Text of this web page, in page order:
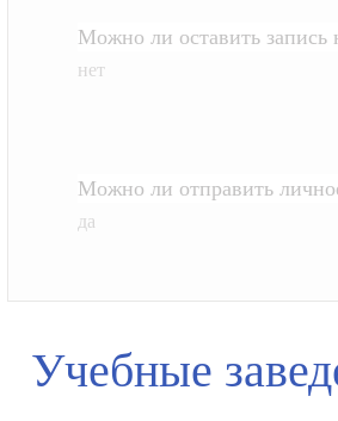
Можно ли оставить запись
нет
Можно ли отправить
да
Учебные